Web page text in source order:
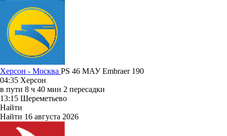
Херсон - Москва PS 46 МАУEmbraer 190
04:35 Херсон
в пути 8 ч 40 мин 2 пересадки
13:15 Шереметьево
Найти
Найти 16 августа 2026